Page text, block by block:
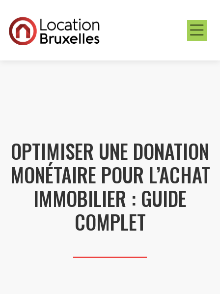
OPTIMISER UNE DONATION
MONÉTAIRE POUR L’ACHAT
IMMOBILIER : GUIDE
COMPLET